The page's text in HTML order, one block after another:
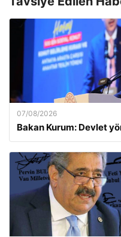
07/08/2026
Bakan Kurum: Devlet